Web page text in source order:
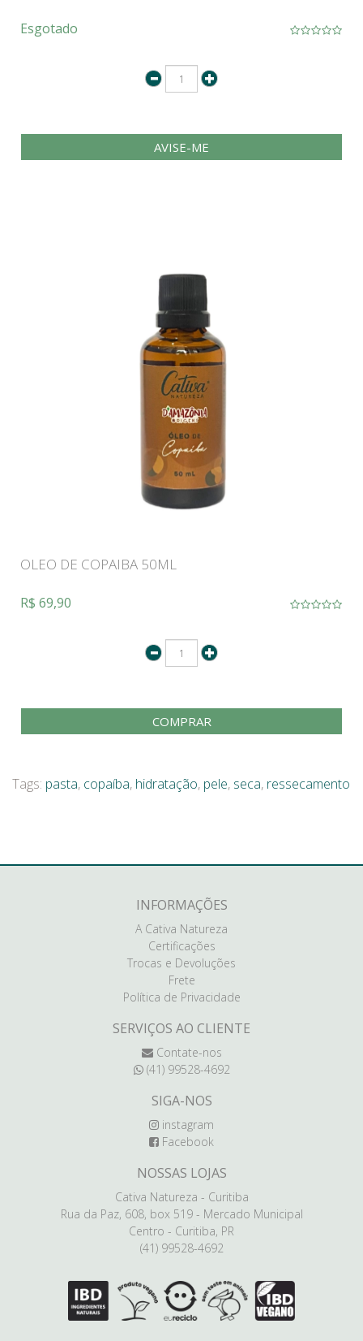
Esgotado
AVISE-ME
OLEO DE COPAIBA 50ML
R$ 69,90
COMPRAR
Tags: pasta, copaíba, hidratação, pele, seca, ressecamento
INFORMAÇÕES
A Cativa Natureza
Certificações
Trocas e Devoluções
Frete
Política de Privacidade
SERVIÇOS AO CLIENTE
Contate-nos
(41) 99528-4692
SIGA-NOS
instagram
Facebook
NOSSAS LOJAS
Cativa Natureza - Curitiba
Rua da Paz, 608, box 519 - Mercado Municipal
Centro - Curitiba, PR
(41) 99528-4692